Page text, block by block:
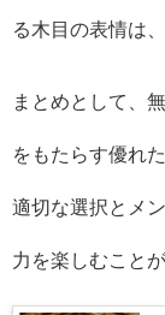
る木目の表情は
まとめとして、
をもたらす優れ
適切な選択とメ
力を楽しむこと